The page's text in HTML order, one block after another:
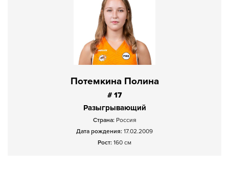
Потемкина Полина
# 17
Разыгрывающий
Страна: Россия
Дата рождения: 17.02.2009
Рост: 160 см